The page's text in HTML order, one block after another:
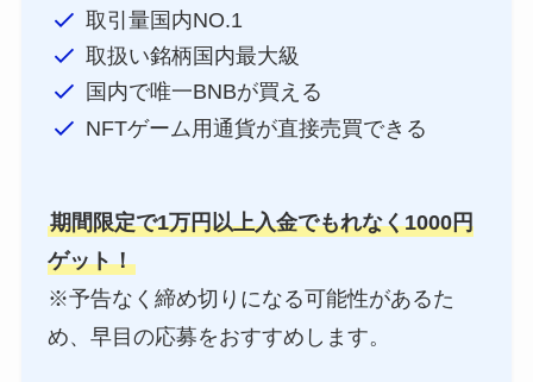
取引量国内NO.1
取扱い銘柄国内最大級
国内で唯一BNBが買える
NFTゲーム用通貨が直接売買できる
期間限定で1万円以上入金でもれなく1000円
ゲット！
※予告なく締め切りになる可能性があるた
め、早目の応募をおすすめします。